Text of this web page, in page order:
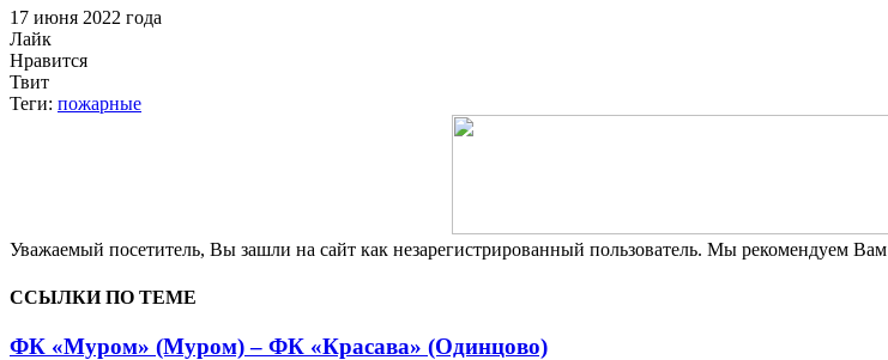
17 июня 2022 года
Лайк
Нравится
Твит
Теги: пожарные
Уважаемый посетитель, Вы зашли на сайт как незарегистрированный пользователь. Мы рекомендуем Вам
ССЫЛКИ ПО ТЕМЕ
ФК «Муром» (Муром) – ФК «Красава» (Одинцово)